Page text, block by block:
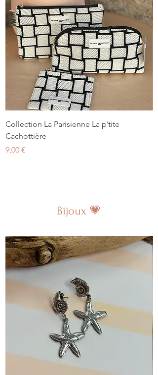
Collection La Parisienne La p’tite
Cachottière
Prix
9,00 €
Bijoux 💗